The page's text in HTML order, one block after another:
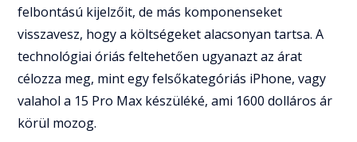
felbontású kijelzőit, de más komponenseket
visszavesz, hogy a költségeket alacsonyan tartsa. A
technológiai óriás feltehetően ugyanazt az árat
célozza meg, mint egy felsőkategóriás iPhone, vagy
valahol a 15 Pro Max készüléké, ami 1600 dolláros ár
körül mozog.